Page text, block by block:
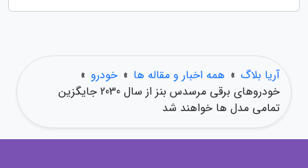
آریا بلاگ » همه اخبار و مقاله ها » خودرو »
خودروهای برقی مرسدس بنز از سال 2030 جایگزین
تمامی مدل ها خواهند شد